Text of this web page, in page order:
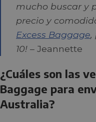
mucho buscar y
precio y
Excess Baggage,
10! – Jeannette
¿Cuáles son las
Baggage para
Australia?